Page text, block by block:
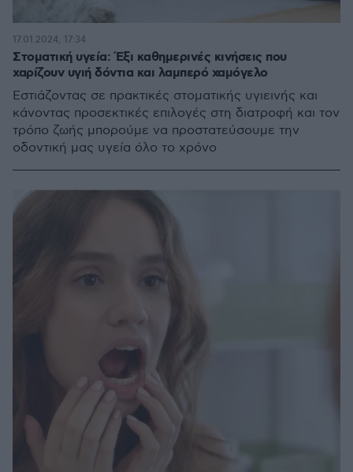
Στοματική υγεία: Έξι καθημερινές κινήσεις που
χαρίζουν υγιή δόντια και λαμπερό χαμόγελο
Εστιάζοντας σε πρακτικές στοματικής υγιεινής και
κάνοντας προσεκτικές επιλογές στη διατροφή και τον
τρόπο ζωής μπορούμε να προστατεύσουμε την
οδοντική μας υγεία όλο το χρόνο
17.01.2024, 17:34